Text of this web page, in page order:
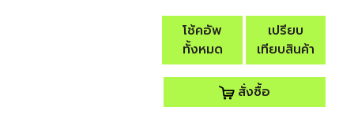
โช้คอัพ
ทั้งหมด
เปรียบ
เทียบสินค้า
สั่งซื้อ